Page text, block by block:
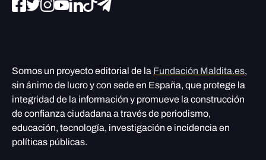
Somos un proyecto editorial de la Fundación Maldita.es,
sin ánimo de lucro y con sede en España, que protege la
integridad de la información y promueve la construcción
de confianza ciudadana a través de periodismo,
educación, tecnología, investigación e incidencia en
políticas públicas.